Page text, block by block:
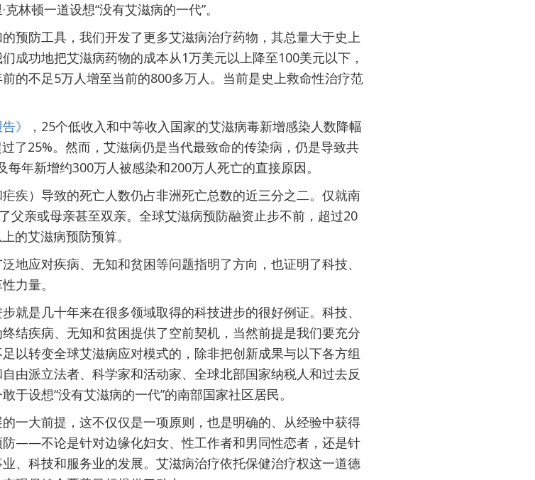
林顿一道设想“没有艾滋病的一代”。
预防工具，我们开发了更多艾滋病治疗药物，其总量大于史上
成功地把艾滋病药物的成本从1万美元以上降至100美元以下，
的不足5万人增至当前的800多万人。当前是史上救命性治疗范
》
，25个低收入和中等收入国家的艾滋病毒新增感染人数降幅
了25%。然而，艾滋病仍是当代最致命的传染病，仍是导致共
年新增约300万人被感染和200万人死亡的直接原因。
疾）导致的死亡人数仍占非洲死亡总数的近三分之二。仅就南
父亲或母亲甚至双亲。全球艾滋病预防融资止步不前，超过20
的艾滋病预防预算。
地应对疾病、无知和贫困等问题指明了方向，也证明了科技、
力量。
就是几十年来在很多领域取得的科技进步的很好例证。科技、
结疾病、无知和贫困提供了空前契机，当然前提是我们要充分
以转变全球艾滋病应对模式的，除非把创新成果与以下各方组
由派立法者、科学家和活动家、全球北部国家纳税人和过去反
于设想“没有艾滋病的一代”的南部国家社区居民。
一大前提，这不仅仅是一项原则，也是明确的、从经验中获得
——不论是针对边缘化妇女、性工作者和男同性恋者，还是针
、科技和服务业的发展。艾滋病治疗依托保健治疗权这一道德